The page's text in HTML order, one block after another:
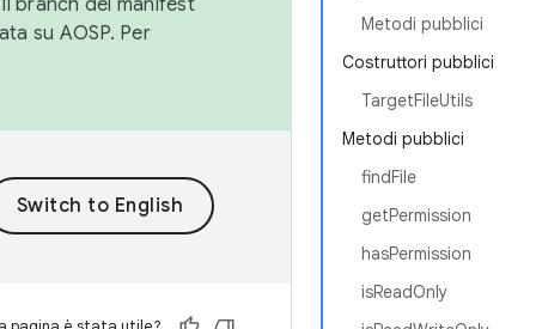
Metodi pubblici
Costruttori pubblici
TargetFileUtils
Metodi pubblici
findFile
getPermission
hasPermission
isReadOnly
Il branch del manifest
su AOSP. Per